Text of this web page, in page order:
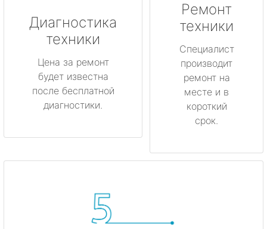
Диагностика
техники
Цена за ремонт
будет известна
после бесплатной
диагностики.
Ремонт
техники
Специалист
производит
ремонт на
месте и в
короткий
срок.